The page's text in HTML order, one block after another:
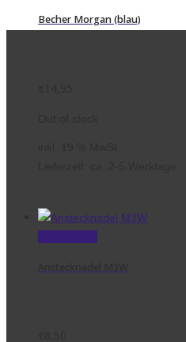
Becher Morgan (blau)